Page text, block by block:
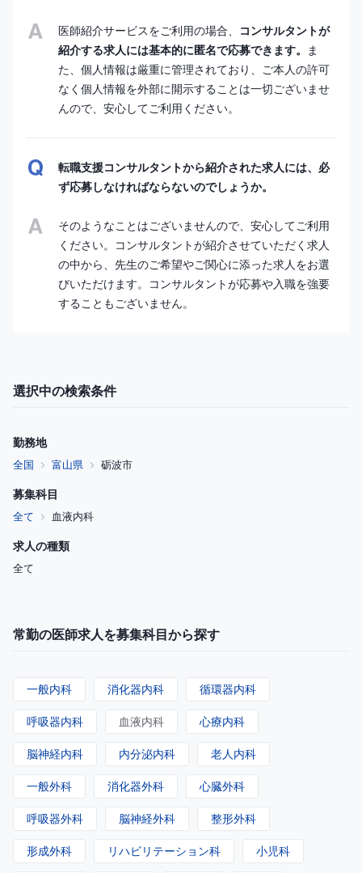
医師紹介サービスをご利用の場合、
コンサルタントが
紹介する求人には基本的に匿名で応募できます。 ま
た、個人情報は厳重に管理されており、ご本人の許可
なく個人情報を外部に開示することは一切ございませ
んので、安心してご利用ください。
転職支援コンサルタントから紹介された求人には、必
ず応募しなければならないのでしょうか。
そのようなことはございませんので、安心してご利用
ください。コンサルタントが紹介させていただく求人
の中から、先生のご希望やご関心に添った求人をお選
びいただけます。コンサルタントが応募や入職を強要
することもございません。
選択中の検索条件
勤務地
全国 富山県 砺波市
募集科目
全て 血液内科
求人の種類
全て
常勤の医師求人を募集科目から探す
一般内科 消化器内科 循環器内科
呼吸器内科 血液内科 心療内科
脳神経内科 内分泌内科 老人内科
一般外科 消化器外科 心臓外科
呼吸器外科 脳神経外科 整形外科
形成外科 リハビリテーション科 小児科